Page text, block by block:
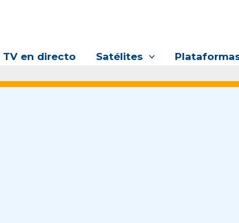
TV en directo Satélites